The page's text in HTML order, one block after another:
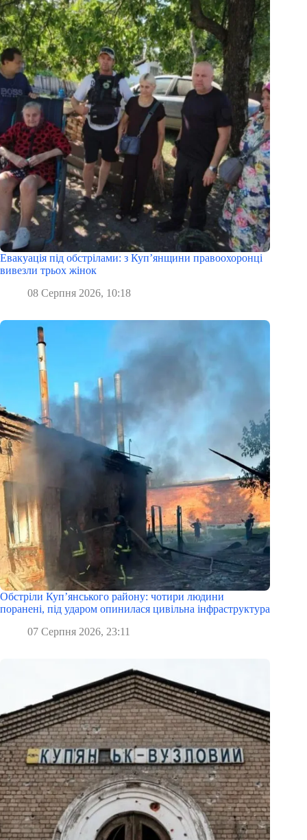
Евакуація під обстрілами: з Куп’янщини правоохоронці
вивезли трьох жінок
08 Серпня 2026, 10:18
Обстріли Куп’янського району: чотири людини
поранені, під ударом опинилася цивільна інфраструктура
07 Серпня 2026, 23:11